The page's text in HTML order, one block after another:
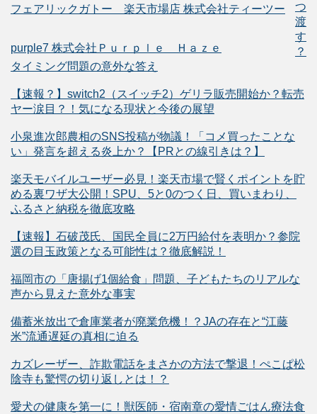
フェアリックガトー 楽天市場店 株式会社ティーツー
purple7 株式会社Ｐｕｒｐｌｅ Ｈａｚｅ
つ
渡
す
？
タイミング問題の意外な答え
【速報？】switch2（スイッチ2）ゲリラ販売開始か？転売
ヤー涙目？！気になる現状と今後の展望
小泉進次郎農相のSNS投稿が物議！「コメ買ったことな
い」発言を超える炎上か？【PRとの線引きは？】
楽天モバイルユーザー必見！楽天市場で賢くポイントを貯
める裏ワザ大公開！SPU、5と0のつく日、買いまわり、
ふるさと納税を徹底攻略
【速報】石破茂氏、国民全員に2万円給付を表明か？参院
選の目玉政策となる可能性は？徹底解説！
福岡市の「唐揚げ1個給食」問題、子どもたちのリアルな
声から見えた意外な事実
備蓄米放出で倉庫業者が廃業危機！？JAの存在と“江藤
米”流通遅延の真相に迫る
カズレーザー、詐欺電話をまさかの方法で撃退！ぺこぱ松
陰寺も驚愕の切り返しとは！？
愛犬の健康を第一に！獣医師・宿南章の愛情ごはん療法食